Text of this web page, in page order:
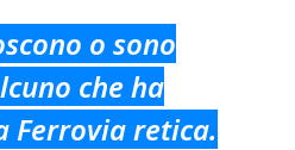
o sono
che ha
Ferrovia retica.